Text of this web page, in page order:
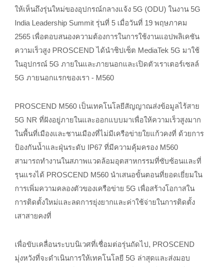
ให้เห็นถึงรุ่นใหม่ของอุปกรณ์กลางแจ้ง 5G (ODU) ในงาน 5G
India Leadership Summit รุ่นที่ 5 เมื่อวันที่ 19 พฤษภาคม
2565 เพื่อตอบสนองความต้องการในการใช้งานแอปพลิเคชัน
ความเร็วสูง PROSCEND ได้นำชิปเซ็ต MediaTek 5G มาใช้
ในอุปกรณ์ 5G ภายในและภายนอกและเปิดตัวเราเตอร์เซลล์
5G ภายนอกแรกของเรา - M560
PROSCEND M560 เป็นเทคโนโลยีสัญญาณส่งข้อมูลไร้สาย
5G NR ที่ฝังอยู่ภายในและออกแบบมาเพื่อให้ความเร็วสูงมาก
ในพื้นที่เมืองและชานเมืองที่ไม่มีเครือข่ายใยแก้วคงที่ ด้วยการ
ป้องกันน้ำและฝุ่นระดับ IP67 ที่มีความคุ้มครอง M560
สามารถทำงานในสภาพแวดล้อมอุตสาหกรรมที่ซับซ้อนและที่
รุนแรงได้ PROSCEND M560 นำเสนอขั้นตอนที่ยอดเยี่ยมใน
การเพิ่มความคลองตัวของเครือข่าย 5G เพื่อสร้างโอกาสใน
การติดตั้งใหม่และลดการยุ่งยากและค่าใช้จ่ายในการติดตั้ง
เสาสายคงที่
เพื่อขับเคลื่อนระบบนิเวศที่เชื่อมต่อรุ่นถัดไป, PROSCEND
มุ่งหวังที่จะดำเนินการให้เทคโนโลยี 5G ล่าสุดและส่งมอบ